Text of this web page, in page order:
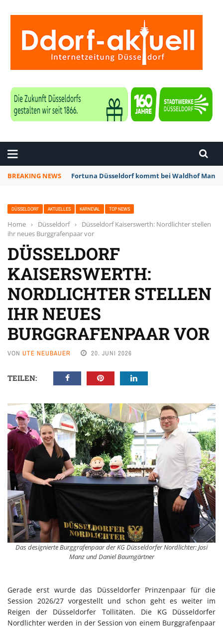
BREAKING NEWS Fortuna Düsseldorf kommt bei Waldhof
DÜSSELDORF AKTUELLES KARNEVAL TOP NEWS
Home › Düsseldorf ›
Düsseldorf Kaiserswerth: Nordlichter stellen
ihr neues Burggrafenpaar vor
DÜSSELDORF
KAISERSWERTH:
NORDLICHTER STELLEN
IHR NEUES
BURGGRAFENPAAR VOR
VON UTE NEUBAUER 20. JUNI 2026
TEILEN:
Das designierte Burggrafenpaar der KG Düsseldorfer Nordlichter: Josi
Manz und Daniel Baumgärtner
Gerade erst wurde das Düsseldorfer Prinzenpaar für die
Session 2026/27 vorgestellt und schon geht es weiter im
Reigen der Düsseldorfer Tollitäten. Die KG Düsseldorfer
Nordlichter werden in der Session von einem Burggrafenpaar